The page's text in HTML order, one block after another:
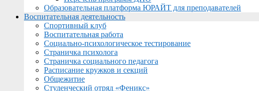
Образовательная платформа ЮРАЙТ для преподавателей
Воспитательная деятельность
Спортивный клуб
Воспитательная работа
Социально-психологическое тестирование
Страничка психолога
Страничка социального педагога
Расписание кружков и секций
Общежитие
Студенческий отряд «Феникс»